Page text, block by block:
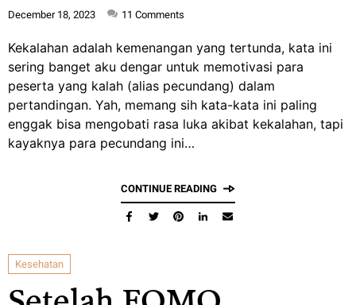
December 18, 2023 11 Comments
Kekalahan adalah kemenangan yang tertunda, kata ini
sering banget aku dengar untuk memotivasi para
peserta yang kalah (alias pecundang) dalam
pertandingan. Yah, memang sih kata-kata ini paling
enggak bisa mengobati rasa luka akibat kekalahan, tapi
kayaknya para pecundang ini…
CONTINUE READING
Kesehatan